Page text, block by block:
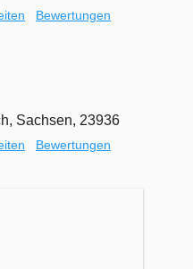
Bewertungen
Sachsen, 23936
Bewertungen